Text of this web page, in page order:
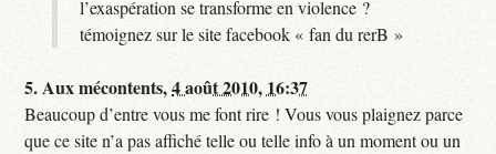
l’exaspération se transforme en violence ?
témoignez sur le site facebook « fan du rerB »
5.Aux mécontents,4 août 2010, 16:37
Beaucoup d’entre vous me font rire ! Vous vous plaignez parce
que ce site n’a pas affiché telle ou telle info à un moment ou un